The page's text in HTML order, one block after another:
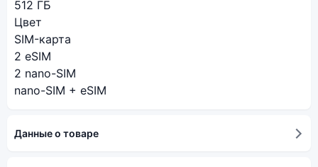
512 ГБ
Цвет
SIM-карта
2 eSIM
2 nano-SIM
nano-SIM + eSIM
Данные о товаре